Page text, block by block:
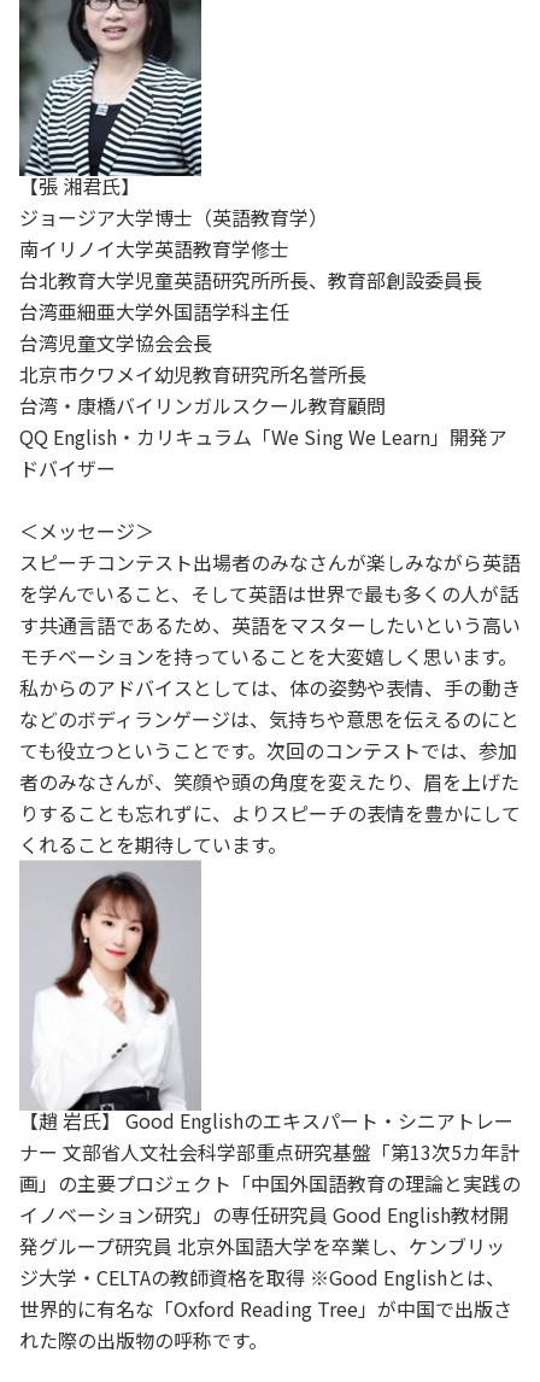
【張 湘君氏】
ジョージア大学博士（英語教育学）
南イリノイ大学英語教育学修士
台北教育大学児童英語研究所所長、教育部創設委員長
台湾亜細亜大学外国語学科主任
台湾児童文学協会会長
北京市クワメイ幼児教育研究所名誉所長
台湾・康橋バイリンガルスクール教育顧問
QQ English・カリキュラム「We Sing We Learn」開発ア
ドバイザー
＜メッセージ＞
スピーチコンテスト出場者のみなさんが楽しみながら英語
を学んでいること、そして英語は世界で最も多くの人が話
す共通言語であるため、英語をマスターしたいという高い
モチベーションを持っていることを大変嬉しく思います。
私からのアドバイスとしては、体の姿勢や表情、手の動き
などのボディランゲージは、気持ちや意思を伝えるのにと
ても役立つということです。次回のコンテストでは、参加
者のみなさんが、笑顔や頭の角度を変えたり、眉を上げた
りすることも忘れずに、よりスピーチの表情を豊かにして
くれることを期待しています。
【趙 岩氏】 Good Englishのエキスパート・シニアトレー
ナー 文部省人文社会科学部重点研究基盤「第13次5カ年計
画」の主要プロジェクト「中国外国語教育の理論と実践の
イノベーション研究」の専任研究員 Good English教材開
発グループ研究員 北京外国語大学を卒業し、ケンブリッ
ジ大学・CELTAの教師資格を取得 ※Good Englishとは、
世界的に有名な「Oxford Reading Tree」が中国で出版さ
れた際の出版物の呼称です。